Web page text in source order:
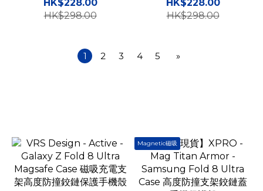
支架手機保護殼
HK$228.00
HK$298.00
磁吸支架手機保護殼
HK$228.00
HK$298.00
1 2 3 4 5 »
Magnetic磁吸